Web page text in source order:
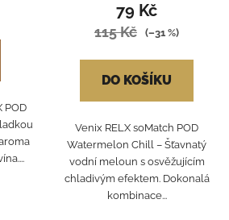
POD
79 Kč
115 Kč (–31 %)
DO KOŠÍKU
Venix RELX soMatch POD
Watermelon Chill – Šťavnatý
vodní meloun s osvěžujícím
chladivým efektem. Dokonalá
kombinace...